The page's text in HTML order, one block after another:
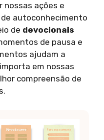
nossas ações e
autoconhecimento
de devocionais
de pausa e
ajudam a
em nossas
compreensão de